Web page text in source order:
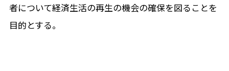
者について経済生活の再生の機会の確保を図ることを
目的とする。